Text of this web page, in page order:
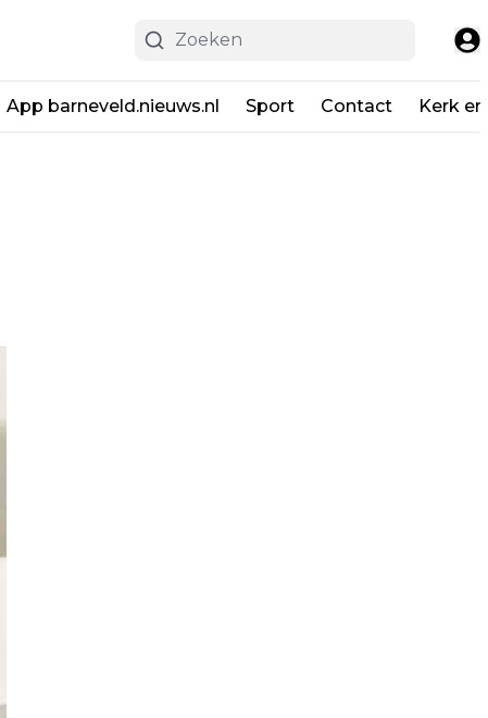
App barneveld.nieuws.nl Sport Contact Kerk